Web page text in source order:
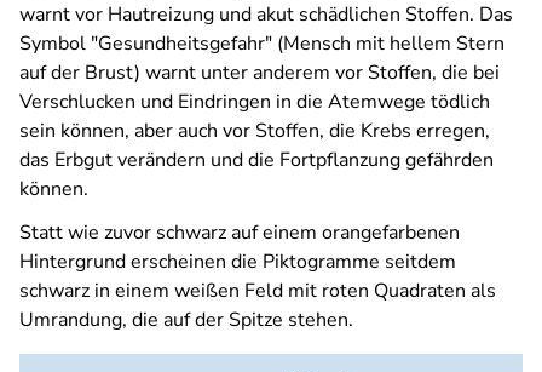
warnt vor Hautreizung und akut schädlichen Stoffen. Das
Symbol "Gesundheitsgefahr" (Mensch mit hellem Stern
auf der Brust) warnt unter anderem vor Stoffen, die bei
Verschlucken und Eindringen in die Atemwege tödlich
sein können, aber auch vor Stoffen, die Krebs erregen,
das Erbgut verändern und die Fortpflanzung gefährden
können.
Statt wie zuvor schwarz auf einem orangefarbenen
Hintergrund erscheinen die Piktogramme seitdem
schwarz in einem weißen Feld mit roten Quadraten als
Umrandung, die auf der Spitze stehen.